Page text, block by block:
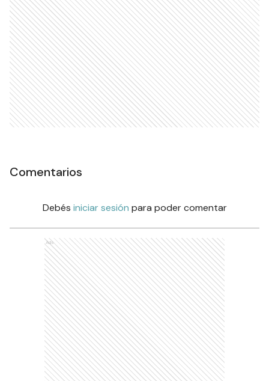
Comentarios
Debés iniciar sesión para poder comentar
Ads